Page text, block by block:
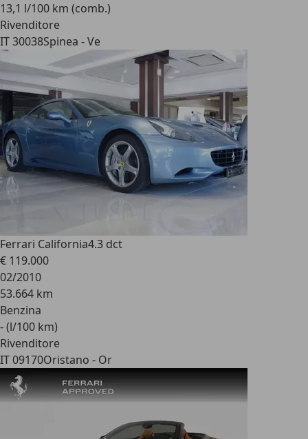
13,1 l/100 km (comb.)
Rivenditore
IT 30038Spinea - Ve
Ferrari California4.3 dct
€ 119.000
02/2010
53.664 km
Benzina
- (l/100 km)
Rivenditore
IT 09170Oristano - Or